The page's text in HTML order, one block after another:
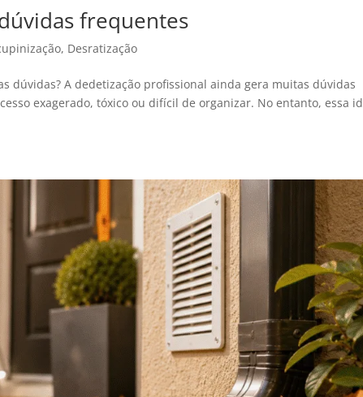
frequentes
, Desratização
dúvidas? A dedetização profissional ainda gera muitas dúvidas
exagerado, tóxico ou difícil de organizar. No entanto, essa